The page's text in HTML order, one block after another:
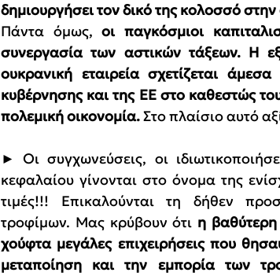
δημιουργήσει τον δικό της κολοσσό
Πάντα όμως, οι παγκόσμιοι
συνεργασία των αστικών τάξεων. Η
ουκρανική εταιρεία σχετίζεται
κυβέρνησης και της ΕΕ στο καθεστώς
πολεμική οικονομία. Στο πλαίσιο αυτό
► Οι συγχωνεύσεις, οι
κεφαλαίου γίνονται στο όνομα της
τιμές!!! Επικαλούνται τη δήθεν
τροφίμων. Μας κρύβουν ότι η βαθύτερη
χούφτα μεγάλες επιχειρήσεις που
μεταποίηση και την εμπορία των